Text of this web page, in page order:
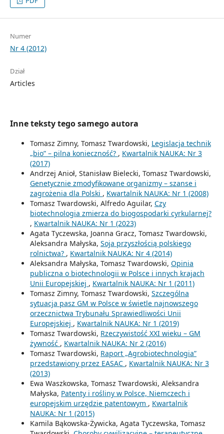
Numer
Nr 4 (2012)
Dział
Articles
Inne teksty tego samego autora
Tomasz Zimny, Tomasz Twardowski, Legislacja technik
„bio” – pilna konieczność? , Kwartalnik NAUKA: Nr 3
(2017)
Andrzej Anioł, Stanisław Bielecki, Tomasz Twardowski,
Genetycznie zmodyfikowane organizmy – szanse i
zagrożenia dla Polski , Kwartalnik NAUKA: Nr 1 (2008)
Tomasz Twardowski, Alfredo Aguilar, Czy
biotechnologia zmierza do biogospodarki cyrkularnej?
, Kwartalnik NAUKA: Nr 1 (2023)
Agata Tyczewska, Joanna Gracz, Tomasz Twardowski,
Aleksandra Małyska, Soja przyszłością polskiego
rolnictwa? , Kwartalnik NAUKA: Nr 4 (2014)
Aleksandra Małyska, Tomasz Twardowski, Opinia
publiczna o biotechnologii w Polsce i innych krajach
Unii Europejskiej , Kwartalnik NAUKA: Nr 1 (2011)
Tomasz Zimny, Tomasz Twardowski, Szczególna
sytuacja pasz GM w Polsce w świetle najnowszego
orzecznictwa Trybunału Sprawiedliwości Unii
Europejskiej , Kwartalnik NAUKA: Nr 1 (2019)
Tomasz Twardowski, Rzeczywistość XXI wieku – GM
żywność , Kwartalnik NAUKA: Nr 2 (2016)
Tomasz Twardowski, Raport „Agrobiotechnologia”
przedstawiony przez EASAC , Kwartalnik NAUKA: Nr 3
(2013)
Ewa Waszkowska, Tomasz Twardowski, Aleksandra
Małyska, Patenty i rośliny w Polsce, Niemczech i
europejskim urzędzie patentowym , Kwartalnik
NAUKA: Nr 1 (2015)
Kamila Bąkowska-Żywicka, Agata Tyczewska, Tomasz